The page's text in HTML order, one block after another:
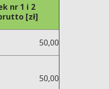
nr 1 i 2
[zł]
50,00
50,00